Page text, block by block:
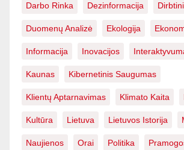
Darbo Rinka Dezinformacija
Duomenų Analizė Ekologija
Informacija Inovacijos
Kaunas Kibernetinis Saugumas
Klientų Aptarnavimas Klimato Kaita
Kultūra Lietuva Lietuvos Istorija
Naujienos Orai Politika